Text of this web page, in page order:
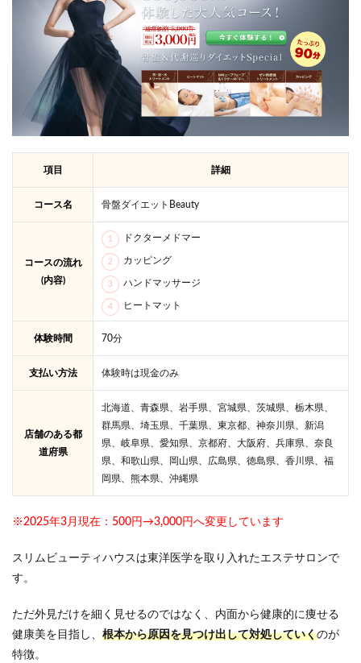
項目 詳細
コース名 骨盤ダイエットBeauty
コースの流れ
(内容)
ドクターメドマー
カッピング
ハンドマッサージ
ヒートマット
体験時間 70分
支払い方法 体験時は現金のみ
店舗のある都
道府県
北海道、青森県、岩手県、宮城県、茨城県、栃木県、
群馬県、埼玉県、千葉県、東京都、神奈川県、新潟
県、岐阜県、愛知県、京都府、大阪府、兵庫県、奈良
県、和歌山県、岡山県、広島県、徳島県、香川県、福
岡県、熊本県、沖縄県
※2025年3月現在：500円→3,000円へ変更しています
スリムビューティハウスは東洋医学を取り入れたエステサロンで
す。
ただ外見だけを細く見せるのではなく、内面から健康的に痩せる
健康美を目指し、 根本から原因を見つけ出して対処していくのが
特徴。